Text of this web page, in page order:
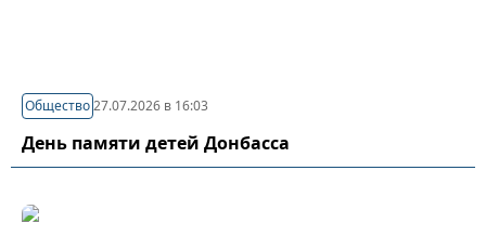
Общество27.07.2026 в 16:03
День памяти детей Донбасса